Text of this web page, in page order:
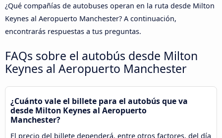
¿Qué compañías de autobuses operan en la ruta desde Milton
Keynes al Aeropuerto Manchester? A continuación,
encontrarás respuestas a tus preguntas.
FAQs sobre el autobús desde Milton
Keynes al Aeropuerto Manchester
¿Cuánto vale el billete para el autobús que va
desde Milton Keynes al Aeropuerto
Manchester?
El precio del billete dependerá, entre otros factores, del día